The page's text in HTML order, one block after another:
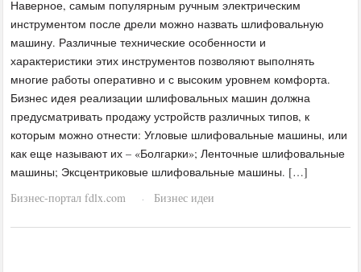
Наверное, самым популярным ручным электрическим
инструментом после дрели можно назвать шлифовальную
машину. Различные технические особенности и
характеристики этих инструментов позволяют выполнять
многие работы оперативно и с высоким уровнем комфорта.
Бизнес идея реализации шлифовальных машин должна
предусматривать продажу устройств различных типов, к
которым можно отнести: Угловые шлифовальные машины, или
как еще называют их – «Болгарки»; Ленточные шлифовальные
машины; Эксцентриковые шлифовальные машины. […]
Бизнес-портал fdlx.com
· Бизнес идеи